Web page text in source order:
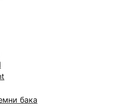
бака